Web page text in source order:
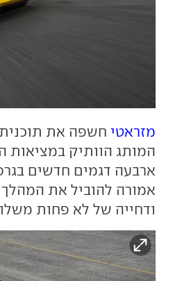
מזראטי חשפה את
המותג הוותיק במציאות
ארבעה דגמים חדשים
אמורה להוביל את
ודחייה של לא פחות